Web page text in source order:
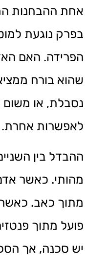
אחת ההבחנות
בפרק נוגעת
הפרידה. האם
שהוא בורח
נסבלת, או
לאפשרות אחרת.
ההבדל בין
מהותי. כאשר
מתוך כאב.
פועל מתוך
יש סכנה, אך